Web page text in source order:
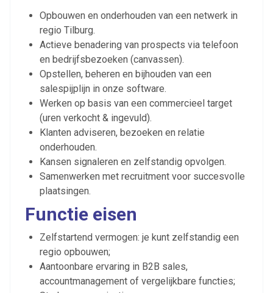
Opbouwen en onderhouden van een netwerk in
regio Tilburg.
Actieve benadering van prospects via telefoon
en bedrijfsbezoeken (canvassen).
Opstellen, beheren en bijhouden van een
salespijplijn in onze software.
Werken op basis van een commercieel target
(uren verkocht & ingevuld).
Klanten adviseren, bezoeken en relatie
onderhouden.
Kansen signaleren en zelfstandig opvolgen.
Samenwerken met recruitment voor succesvolle
plaatsingen.
Functie eisen
Zelfstartend vermogen: je kunt zelfstandig een
regio opbouwen;
Aantoonbare ervaring in B2B sales,
accountmanagement of vergelijkbare functies;